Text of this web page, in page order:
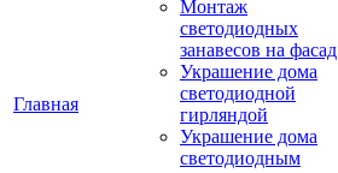
Главная
Монтаж
светодиодных
занавесов на фасад
Украшение дома
светодиодной
гирляндой
Украшение дома
светодиодным